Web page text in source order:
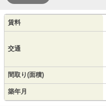
賃料
交通
間取り(面積)
築年月